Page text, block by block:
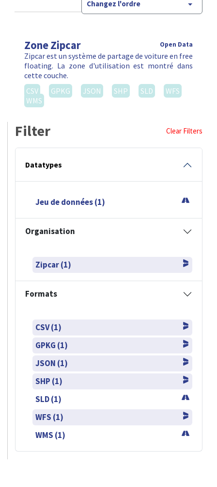
Changez l'ordre
Zone Zipcar Open Data
Zipcar est un système de partage de voiture en free
floating. La zone d'utilisation est montré dans
cette couche.
CSV
GPKG JSON SHP SLD
WFS
WMS
Filter Clear Filters
Datatypes
Jeu de données (1)
Organisation
Zipcar (1)
Formats
CSV (1)
GPKG (1)
JSON (1)
SHP (1)
SLD (1)
WFS (1)
WMS (1)